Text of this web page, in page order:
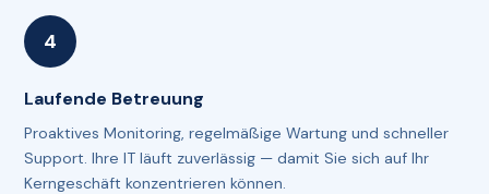
Laufende Betreuung
Proaktives Monitoring, regelmäßige Wartung und schneller
Support. Ihre IT läuft zuverlässig — damit Sie sich auf Ihr
Kerngeschäft konzentrieren können.